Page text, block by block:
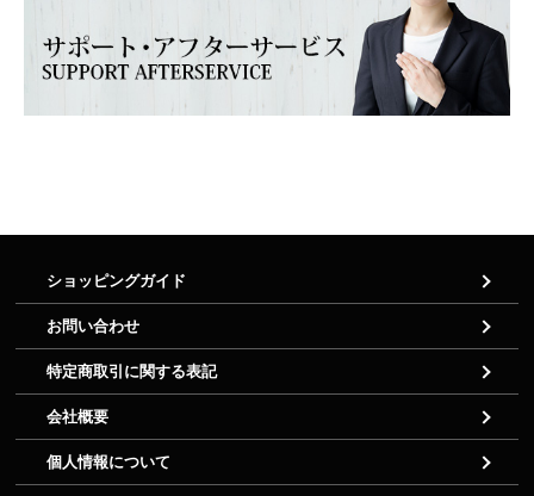
ショッピングガイド
お問い合わせ
特定商取引に関する表記
会社概要
個人情報について